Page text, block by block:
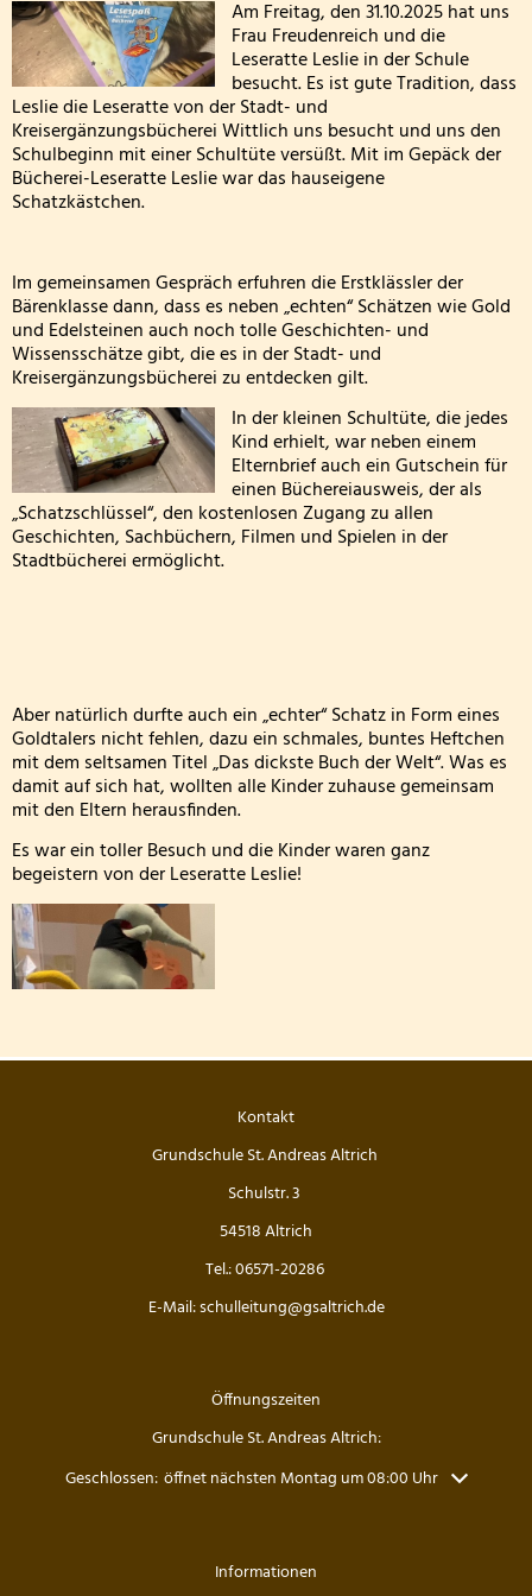
Wandertag am sechsten Oktober
Erntedankgottesdienst der Klassenstufe 3
Leslie die Leseratte zu Besuch!
Klasse 2000 - die erste Stunde in der
Theater in der Turnhalle! 2025
Theaterfahrt nach Trier 2025
Adventsfensteraktion 3. Schuljahr-2
Handballaktionstag 2026
Fußballturnier Vorrunde zur Kreismeisterschaft
FETTER DONNERSTAG - DIE MÖHNEN
Klasse 2000 - die erste Stunde! in der Bärenklasse
Wandertag am 24.03.2026
Die 4. Klasse war in der Wildbadmühle
Schwimmwettbewerb 2026
Rollstuhlprojekt
Die Frösche zu Besuch in der Wildbadmühle
Känguru Wettbewerb 2026
Fußballturnier Kreismeisterschaft der Mädchen
Knollenaktion der Bärenklasse
Sportfest der Grundschule St. Andreas Altrich
Kreissportfest 2026
Personal
Kooperationen
Geschichte und Informationen zum
die
Leseratte
zu
Besuch!
Am Freitag, den 31.10.2025 hat uns
Frau Freudenreich und die
Leseratte Leslie in der Schule
besucht. Es ist gute Tradition, dass
Leslie die Leseratte von der Stadt- und
Kreisergänzungsbücherei Wittlich uns besucht und uns den
Schulbeginn mit einer Schultüte versüßt. Mit im Gepäck der
Bücherei-Leseratte Leslie war das hauseigene
Schatzkästchen.
Im gemeinsamen Gespräch erfuhren die Erstklässler der
Bärenklasse dann, dass es neben „echten“ Schätzen wie Gold
und Edelsteinen auch noch tolle Geschichten- und
Wissensschätze gibt, die es in der Stadt- und
Kreisergänzungsbücherei zu entdecken gilt.
In der kleinen Schultüte, die jedes
Kind erhielt, war neben einem
Elternbrief auch ein Gutschein für
einen Büchereiausweis, der als
„Schatzschlüssel“, den kostenlosen Zugang zu allen
Geschichten, Sachbüchern, Filmen und Spielen in der
Stadtbücherei ermöglicht.
Aber natürlich durfte auch ein „echter“ Schatz in Form eines
Goldtalers nicht fehlen, dazu ein schmales, buntes Heftchen
mit dem seltsamen Titel „Das dickste Buch der Welt“. Was es
damit auf sich hat, wollten alle Kinder zuhause gemeinsam
mit den Eltern herausfinden.
Es war ein toller Besuch und die Kinder waren ganz
begeistern von der Leseratte Leslie!
Kontakt
Grundschule St. Andreas Altrich
Schulstr. 3
54518 Altrich
Tel.: 06571-20286
E-Mail: schulleitung@gsaltrich.de
Öffnungszeiten
Grundschule St. Andreas Altrich:
Klicken, um weitere Öffnungs- oder Schließzeiten auszublenden
Geschlossen: öffnet nächsten Montag um 08:00 Uhr
Informationen